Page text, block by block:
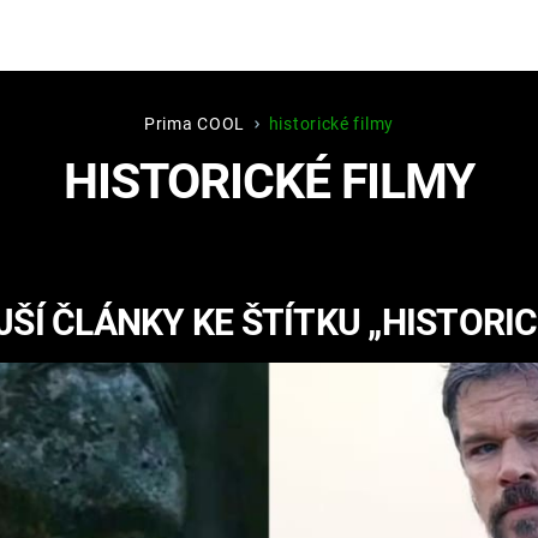
Hry
KINGDOM
COME:
DELIVERANCE
ESPORT
Zábava
CHUCK
NORRIS
Prima COOL historické filmy
HISTORICKÉ FILMY
ČLÁNKY KE ŠTÍTKU